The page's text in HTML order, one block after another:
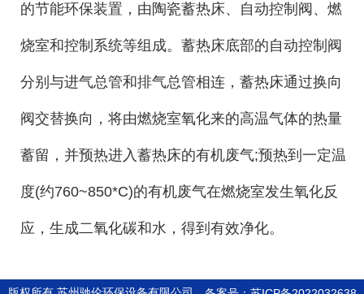
的节能环保装置，由陶瓷蓄热床、自动控制阀、燃
烧室和控制系统等组成。蓄热床底部的自动控制阀
分别与进气总管和排气总管相连，蓄热床通过换向
阀交替换向，将由燃烧室氧化来的高温气体的热量
蓄留，并预热进入蓄热床的有机废气;预热到一定温
度(约760~850*C)的有机废气在燃烧室发生氧化反
应，生成二氧化碳和水，得到有效净化。